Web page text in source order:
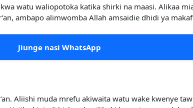
watu waliopotoka katika shirki na maasi. Alikaa
ambapo alimwomba Allah amsaidie dhidi ya
Jiunge nasi WhatsApp
Aliishi muda mrefu akiwaita watu wake kwenye